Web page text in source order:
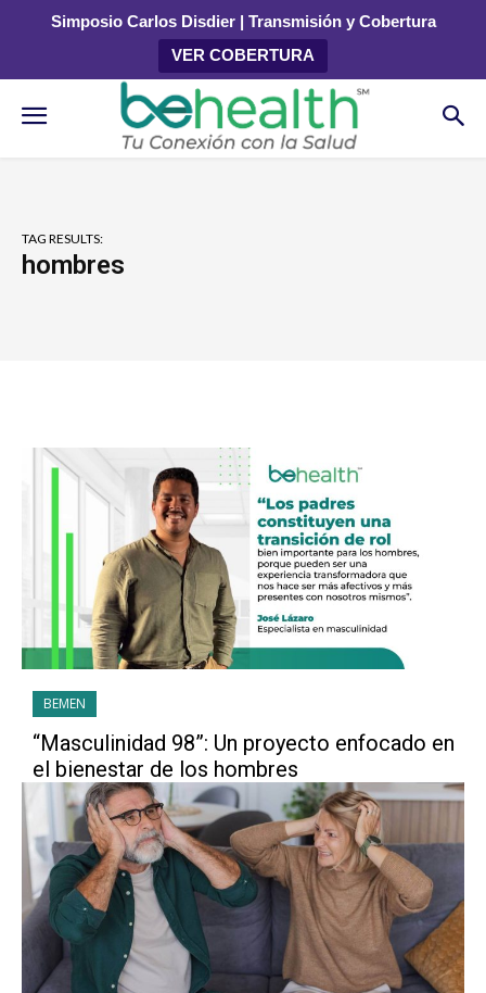
Simposio Carlos Disdier | Transmisión y Cobertura
VER COBERTURA
TAG RESULTS:
hombres
BEMEN
“Masculinidad 98”: Un proyecto enfocado en
el bienestar de los hombres